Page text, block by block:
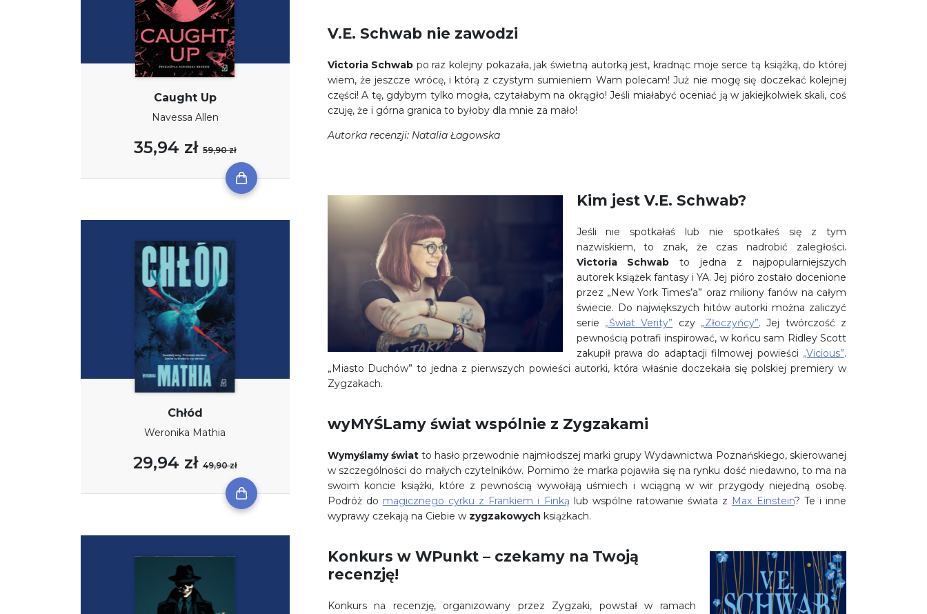
Caught Up
Navessa Allen
35,94 zł59,90 zł
Chłód
Weronika Mathia
29,94 zł49,90 zł
V.E. Schwab nie zawodzi
Victoria Schwab po raz kolejny pokazała, jak świetną autorką jest, kradnąc moje serce tą książką, do której
wiem, że jeszcze wrócę, i którą z czystym sumieniem Wam polecam! Już nie mogę się doczekać kolejnej
części! A tę, gdybym tylko mogła, czytałabym na okrągło! Jeśli miałabyć oceniać ją w jakiejkolwiek skali, coś
czuję, że i górna granica to byłoby dla mnie za mało!
Autorka recenzji: Natalia Łagowska
Kim jest V.E. Schwab?
Jeśli nie spotkałaś lub nie spotkałeś się z tym
nazwiskiem, to znak, że czas nadrobić zaległości.
Victoria Schwab to jedna z najpopularniejszych
autorek książek fantasy i YA. Jej pióro zostało docenione
przez „New York Times’a” oraz miliony fanów na całym
świecie. Do największych hitów autorki można zaliczyć
serie „Świat Verity” czy „Złoczyńcy”. Jej twórczość z
pewnością potrafi inspirować, w końcu sam Ridley Scott
zakupił prawa do adaptacji filmowej powieści „Vicious”.
„Miasto Duchów” to jedna z pierwszych powieści autorki, która właśnie doczekała się polskiej premiery w
Zygzakach.
wyMYŚLamy świat wspólnie z Zygzakami
Wymyślamy światto hasło przewodnie najmłodszej marki grupy Wydawnictwa Poznańskiego, skierowanej
w szczególności do małych czytelników. Pomimo że marka pojawiła się na rynku dość niedawno, to ma na
swoim koncie książki, które z pewnością wywołają uśmiech i wciągną w wir przygody niejedną osobę.
Podróż do magicznego cyrku z Frankiem i Finką lub wspólne ratowanie świata z Max Einstein? Te i inne
wyprawy czekają na Ciebie w zygzakowych książkach.
Konkurs w WPunkt – czekamy na Twoją
recenzję!
Konkurs na recenzję, organizowany przez Zygzaki, powstał w ramach